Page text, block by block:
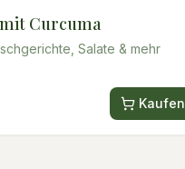
Curcuma
Salate & mehr
Kaufen